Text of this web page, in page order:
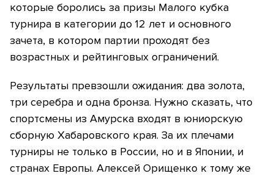
которые боролись за призы Малого кубка
турнира в категории до 12 лет и основного
зачета, в котором партии проходят без
возрастных и рейтинговых ограничений.
Результаты превзошли ожидания: два золота,
три серебра и одна бронза. Нужно сказать, что
спортсмены из Амурска входят в юниорскую
сборную Хабаровского края. За их плечами
турниры не только в России, но и в Японии, и
странах Европы. Алексей Орищенко к тому же